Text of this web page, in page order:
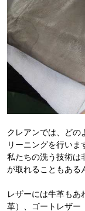
クレアンでは、どの
リーニングを行いま
私たちの洗う技術は
が取れることもある
レザーには牛革もあ
革）、ゴートレザー